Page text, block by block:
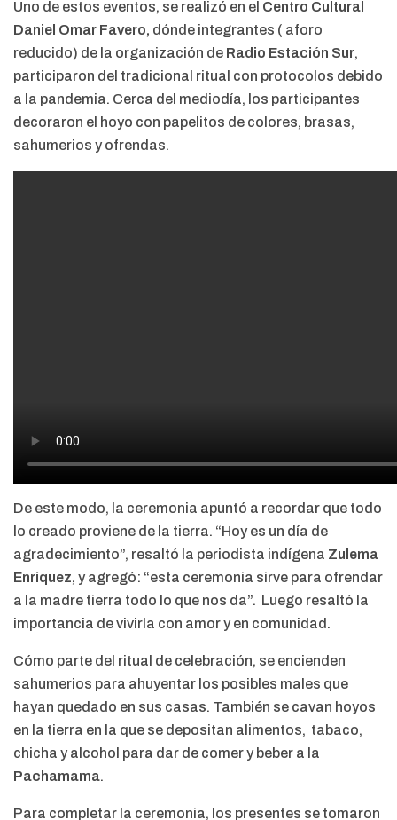
Uno de estos eventos, se realizó en el Centro Cultural
Daniel Omar Favero, dónde integrantes ( aforo
reducido) de la organización de Radio Estación Sur,
participaron del tradicional ritual con protocolos debido
a la pandemia. Cerca del mediodía, los participantes
decoraron el hoyo con papelitos de colores, brasas,
sahumerios y ofrendas.
De este modo, la ceremonia apuntó a recordar que todo
lo creado proviene de la tierra. “Hoy es un día de
agradecimiento”, resaltó la periodista indígena Zulema
Enríquez, y agregó: “esta ceremonia sirve para ofrendar
a la madre tierra todo lo que nos da”. Luego resaltó la
importancia de vivirla con amor y en comunidad.
Cómo parte del ritual de celebración, se encienden
sahumerios para ahuyentar los posibles males que
hayan quedado en sus casas. También se cavan hoyos
en la tierra en la que se depositan alimentos, tabaco,
chicha y alcohol para dar de comer y beber a la
Pachamama.
Para completar la ceremonia, los presentes se tomaron